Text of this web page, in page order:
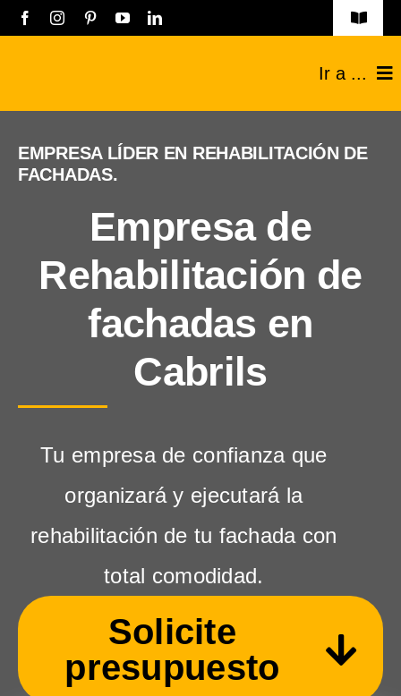
Saltar
Toggle
Listado empresas
Registro Empresas
Política de privacidad
Ir a ...
Técnicos
Industriales
Sobre nosotros
Blog
EMPRESA LÍDER EN REHABILITACIÓN DE
FACHADAS.
Empresa de
Rehabilitación de
fachadas en
Cabrils
Tu empresa de confianza que
organizará y ejecutará la
rehabilitación de tu fachada con
total comodidad.
Solicite
presupuesto